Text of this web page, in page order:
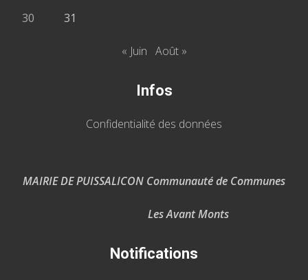
30
31
« Juin Août »
Infos
Confidentialité des données
MAIRIE DE PUISSALICON Communauté de Communes
Les Avant Monts
Notifications